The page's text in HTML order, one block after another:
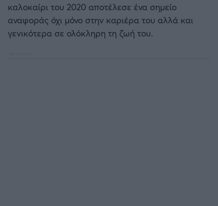
καλοκαίρι του 2020 αποτέλεσε ένα σημείο
αναφοράς όχι μόνο στην καριέρα του αλλά και
γενικότερα σε ολόκληρη τη ζωή του.